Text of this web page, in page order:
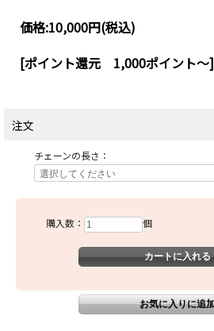
価格:10,000円(税込)
[ポイント還元 1,000ポイント～]
注文
チェーンの長さ：
購入数： 個